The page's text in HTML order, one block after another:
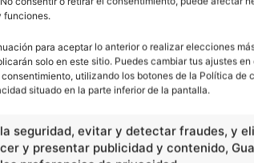
funciones.
para aceptar lo anterior o realizar elecciones
solo en este sitio. Puedes cambiar tus ajustes
utilizando los botones de la Política de
situado en la parte inferior de la pantalla.
seguridad, evitar y detectar fraudes, y
y presentar publicidad y contenido,